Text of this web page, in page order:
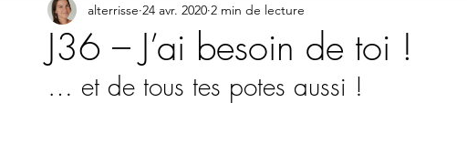
Charisme et leadership Oser le changement
J36 – J’ai besoin de toi !
alterrisse 24 avr. 2020 2 min de lecture
… et de tous tes potes aussi !